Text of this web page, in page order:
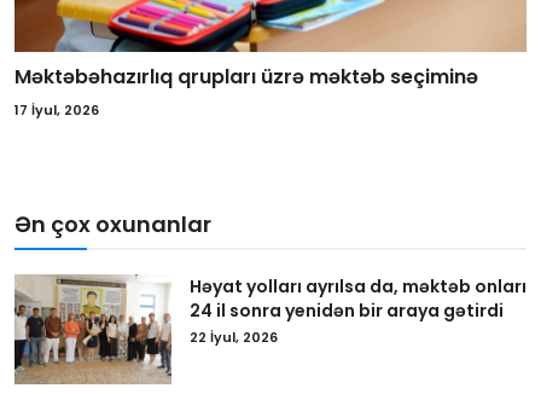
Məktəbəhazırlıq qrupları üzrə məktəb seçiminə
17 İyul, 2026
Ən çox oxunanlar
Həyat yolları ayrılsa da, məktəb onları
24 il sonra yenidən bir araya gətirdi
22 İyul, 2026